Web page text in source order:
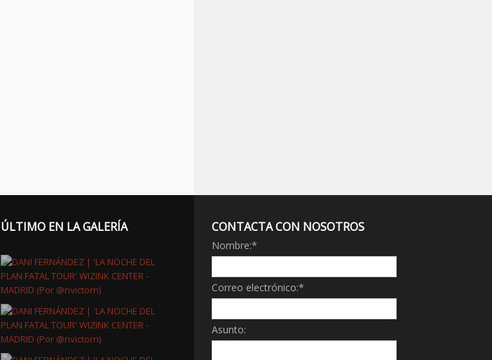
ÚLTIMO EN LA GALERÍA CONTACTA CON NOSOTROS
Nombre:*
Correo electrónico:*
Asunto: